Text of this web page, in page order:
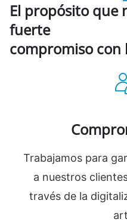
El propósito que
fuerte
compromiso con
Trabajamos para
a nuestros
través de la